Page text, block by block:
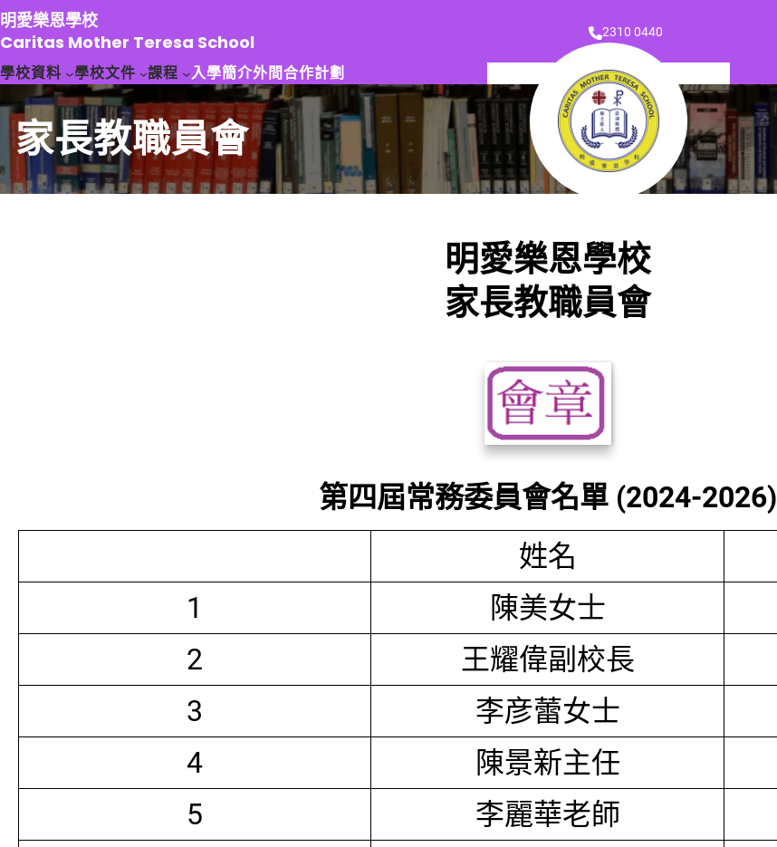
跳
至
主
要
容
明愛樂恩學校
Caritas Mother Teresa School
2310 0440
學校資料 學校文件 課程 入學簡介外間合作計劃
家長教職員會
明愛樂恩學校
家長教職員會
第四屆常務委員會名單 (2024-2026)
姓名
1
陳美女士
2
王耀偉副校長
3
李彦蕾女士
4
陳景新主任
5
李麗華老師